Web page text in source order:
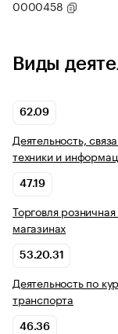
0000458
Виды
62.09
Деятельность,
техники и
47.19
Торговля
магазинах
53.20.31
Деятельность по
транспорта
46.36